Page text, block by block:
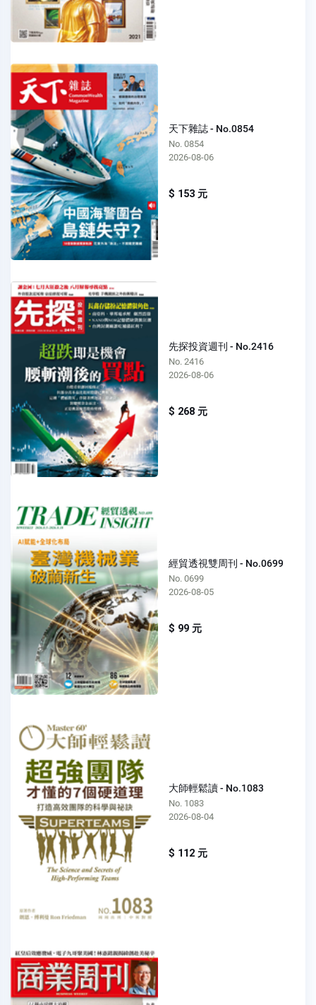
天下雜誌 - No.0854
No. 0854
2026-08-06
$ 153 元
先探投資週刊 - No.2416
No. 2416
2026-08-06
$ 268 元
經貿透視雙周刊 - No.0699
No. 0699
2026-08-05
$ 99 元
大師輕鬆讀 - No.1083
No. 1083
2026-08-04
$ 112 元